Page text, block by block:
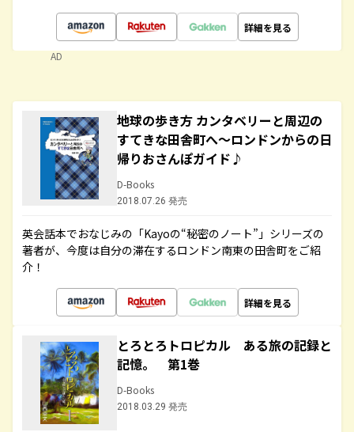
詳細を見る
AD
地球の歩き方 カンタベリーと周辺の
すてきな田舎町へ～ロンドンからの日
帰りおさんぽガイド♪
D-Books
2018.07.26 発売
英会話本でおなじみの「Kayoの“秘密のノート”」シリーズの
著者が、今度は自分の滞在するロンドン南東の田舎町をご紹
介！
詳細を見る
とろとろトロピカル ある旅の記録と
記憶。 第1巻
D-Books
2018.03.29 発売